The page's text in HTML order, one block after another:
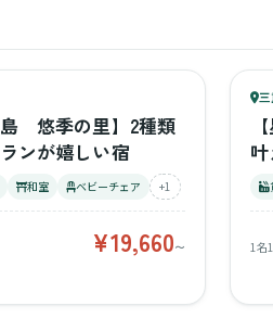
悠季の里】2種類
ンが嬉しい宿
和室 ベビーチェア +1
¥19,660〜
61
57
1名